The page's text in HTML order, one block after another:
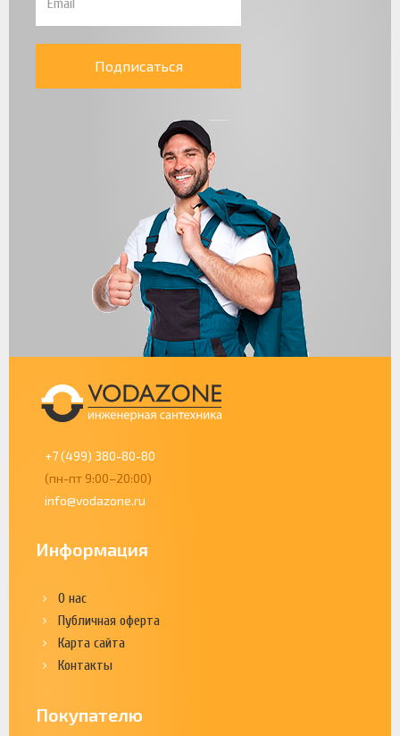
Подписаться
+7 (499) 380-80-80
(пн-пт 9:00–20:00)
info@vodazone.ru
Информация
О нас
Публичная оферта
Карта сайта
Контакты
Покупателю